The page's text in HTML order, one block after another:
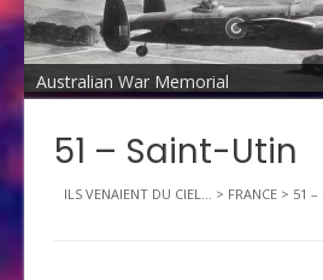
Australian War Memorial
51 – Saint-Utin
ILS VENAIENT DU CIEL... > FRANCE > 51 –